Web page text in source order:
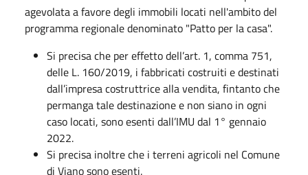
agevolata a favore degli immobili locati nell'ambito del
programma regionale denominato "Patto per la casa".
Si precisa che per effetto dell’art. 1, comma 751,
delle L. 160/2019, i fabbricati costruiti e destinati
dall’impresa costruttrice alla vendita, fintanto che
permanga tale destinazione e non siano in ogni
caso locati, sono esenti dall’IMU dal 1° gennaio
2022.
Si precisa inoltre che i terreni agricoli nel Comune
di Viano sono esenti.